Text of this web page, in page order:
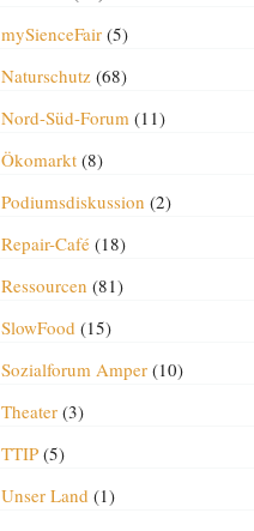
mySienceFair(5)
Naturschutz(68)
Nord-Süd-Forum(11)
Ökomarkt(8)
Podiumsdiskussion (2)
Repair-Café(18)
Ressourcen (81)
SlowFood (15)
Sozialforum Amper(10)
Theater(3)
TTIP(5)
Unser Land (1)